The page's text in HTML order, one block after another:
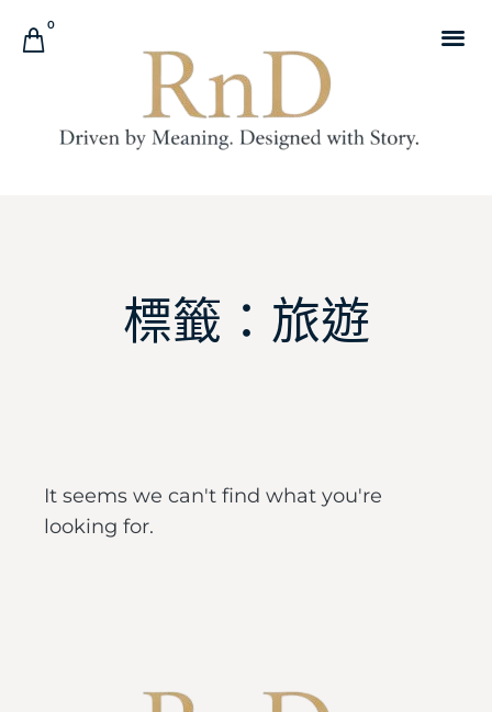
0
標籤：旅遊
It seems we can't find what you're
looking for.